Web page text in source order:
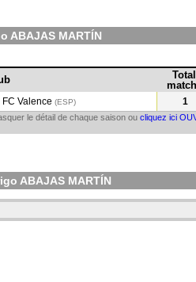
ABAJAS MARTÍN
Total
FC Valence (ESP) 1
le détail de chaque saison ou cliquez ici
ABAJAS MARTÍN